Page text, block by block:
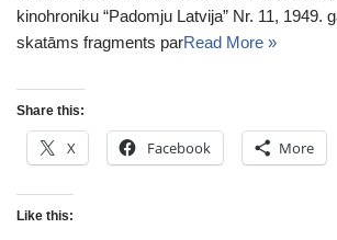
kinohroniku “Padomju Latvija” Nr. 11, 1949.
skatāms fragments parRead More »
Share this:
X Facebook More
Like this: